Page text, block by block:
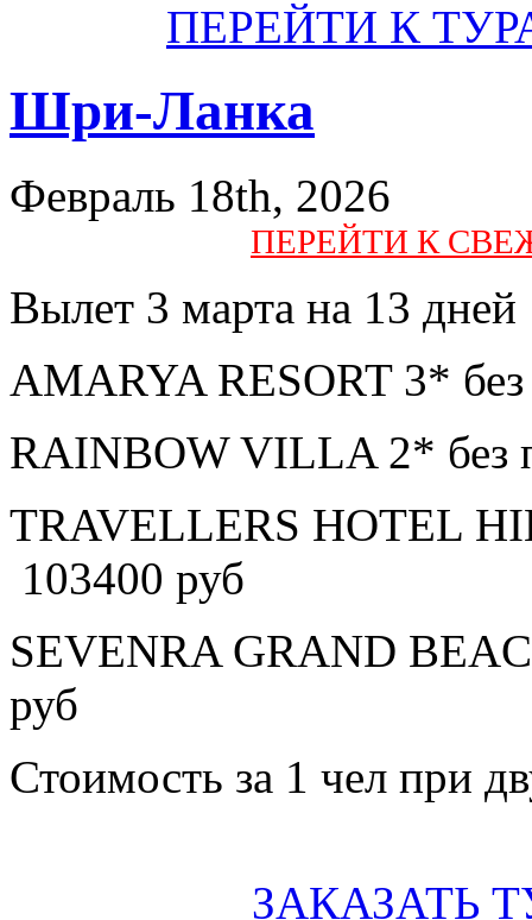
ПЕРЕЙТИ К
Шри-Ланка
Февраль 18th, 2026
ПЕРЕЙТИ К
Вылет 3 марта на 13 дней
AMARYA RESORT 3*
RAINBOW VILLA 2* без
TRAVELLERS HOTEL
103400 руб
SEVENRA GRAND
руб
Стоимость за 1 чел при
ЗАКАЗАТЬ